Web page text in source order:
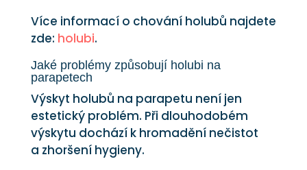
Více informací o chování holubů najdete
zde: holubi.
Jaké problémy způsobují holubi na
parapetech
Výskyt holubů na parapetu není jen
estetický problém. Při dlouhodobém
výskytu dochází k hromadění nečistot
a zhoršení hygieny.